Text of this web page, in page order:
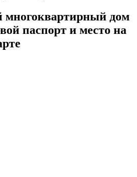
многоквартирный дом
паспорт и место на